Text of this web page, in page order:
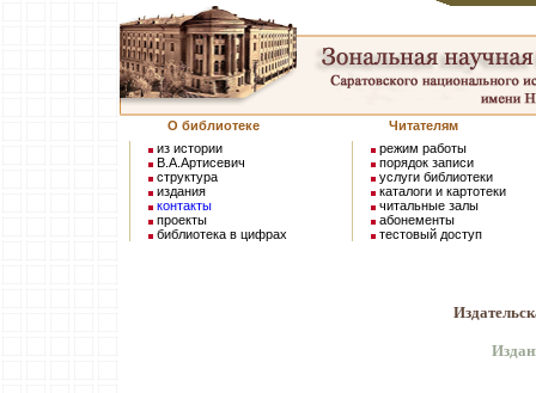
О библиотеке
Читателям
из истории
В.А.Артисевич
структура
издания
контакты
проекты
библиотека в цифрах
режим работы
порядок записи
услуги библиотеки
каталоги и картотеки
читальные залы
абонементы
тестовый доступ